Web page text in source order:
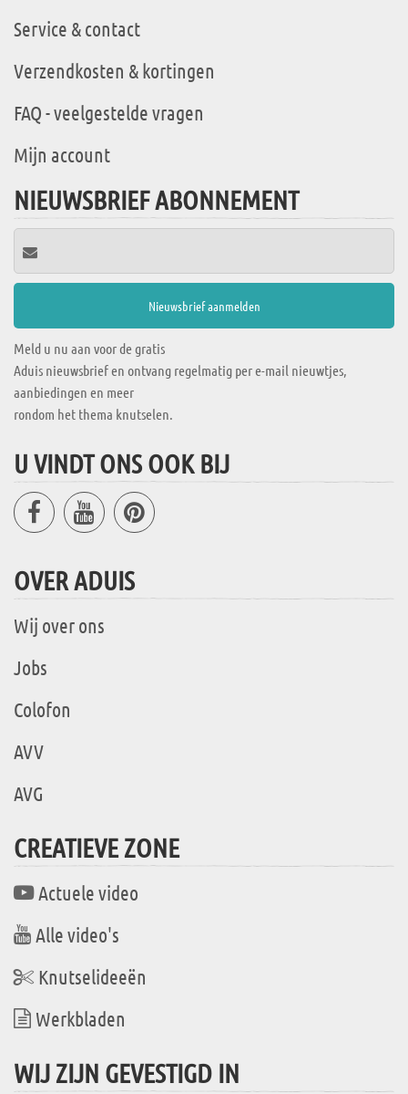
Service & contact
Verzendkosten & kortingen
FAQ - veelgestelde vragen
Mijn account
NIEUWSBRIEF ABONNEMENT
Meld u nu aan voor de gratis
Aduis nieuwsbrief en ontvang regelmatig per e-mail nieuwtjes,
aanbiedingen en meer
rondom het thema knutselen.
U VINDT ONS OOK BIJ
OVER ADUIS
Wij over ons
Jobs
Colofon
AVV
AVG
CREATIEVE ZONE
Actuele video
Alle video's
Knutselideeën
Werkbladen
WIJ ZIJN GEVESTIGD IN